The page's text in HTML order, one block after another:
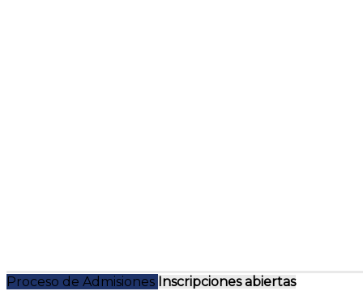
Proceso de Admisiones Inscripciones abiertas